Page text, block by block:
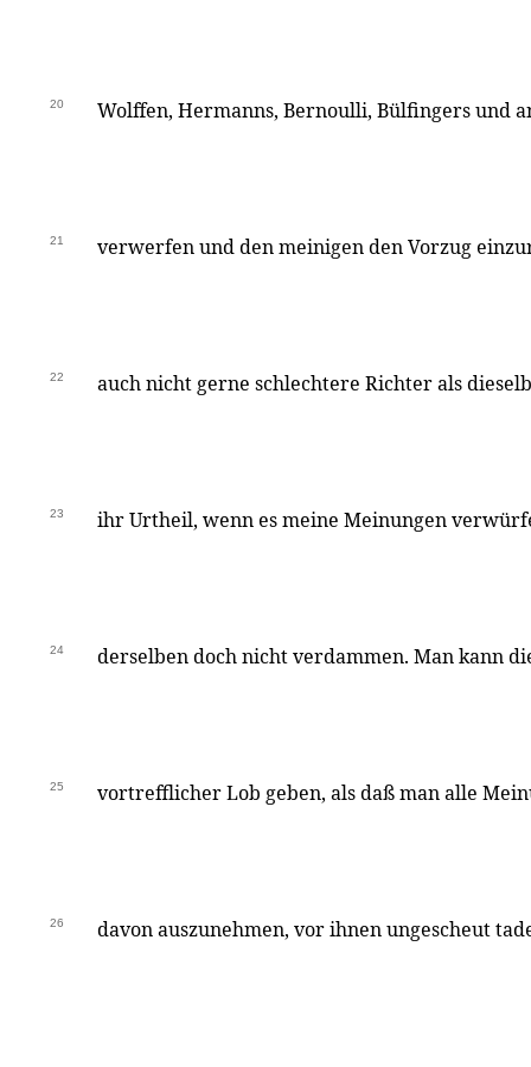
20 Wolffen, Hermanns, Bernoulli, Bülfingers und
21 verwerfen und den meinigen den Vorzug
22 auch nicht gerne schlechtere Richter als
23 ihr Urtheil, wenn es meine Meinungen
24 derselben doch nicht verdammen. Man kann
25 vortrefflicher Lob geben, als daß man alle
26 davon auszunehmen, vor ihnen ungescheut